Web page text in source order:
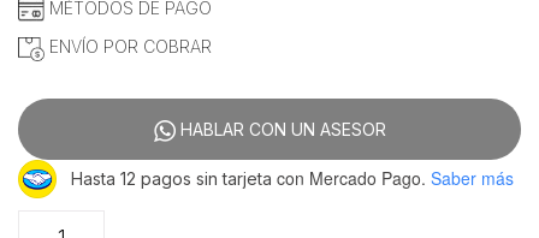
MÉTODOS DE PAGO
ENVÍO POR COBRAR
HABLAR CON UN ASESOR
Hasta 12 pagos sin tarjeta con Mercado Pago. Saber más